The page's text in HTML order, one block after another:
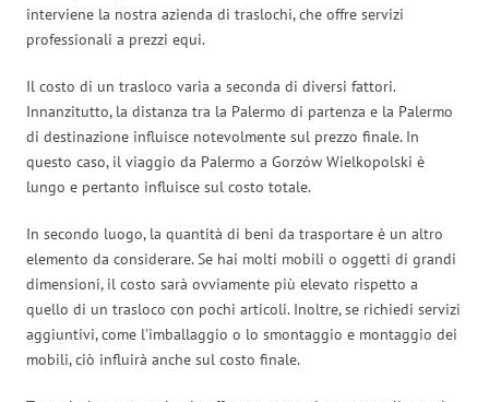
interviene la nostra azienda di traslochi, che offre servizi
professionali a prezzi equi.
Il costo di un trasloco varia a seconda di diversi fattori.
Innanzitutto, la distanza tra la Palermo di partenza e la Palermo
di destinazione influisce notevolmente sul prezzo finale. In
questo caso, il viaggio da Palermo a Gorzów Wielkopolski è
lungo e pertanto influisce sul costo totale.
In secondo luogo, la quantità di beni da trasportare è un altro
elemento da considerare. Se hai molti mobili o oggetti di grandi
dimensioni, il costo sarà ovviamente più elevato rispetto a
quello di un trasloco con pochi articoli. Inoltre, se richiedi servizi
aggiuntivi, come l’imballaggio o lo smontaggio e montaggio dei
mobili, ciò influirà anche sul costo finale.